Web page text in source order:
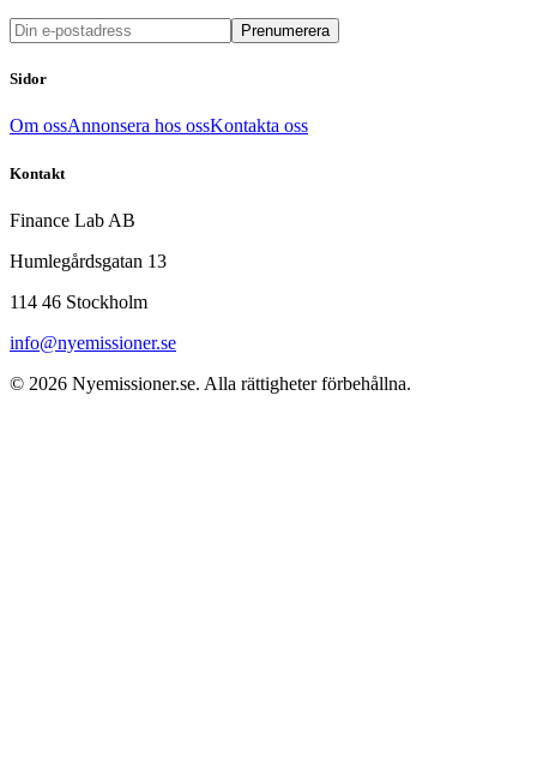
Prenumerera
Sidor
Om ossAnnonsera hos ossKontakta oss
Kontakt
Finance Lab AB
Humlegårdsgatan 13
114 46 Stockholm
info@nyemissioner.se
© 2026 Nyemissioner.se. Alla rättigheter förbehållna.